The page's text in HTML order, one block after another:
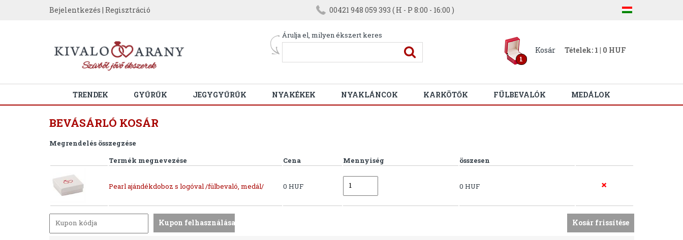
Bejelentkezés | Regisztráció 00421 948 059 393 ( H - P 8:00 - 16:00 )
Árulja el, milyen ékszert keres
1
Kosár Tételek: 1 | 0 HUF
TRENDEK GYŰRŰK JEGYGYŰRŰK NYAKÉKEK NYAKLÁNCOK KARKÖTŐK FÜLBEVALÓK MEDÁLOK
BEVÁSÁRLÓ KOSÁR
Megrendelés összegzése
Termék megnevezése
Cena Mennyiség összesen
Pearl ajándékdoboz s logóval /fülbevaló, medál/ 0 HUF 0 HUF